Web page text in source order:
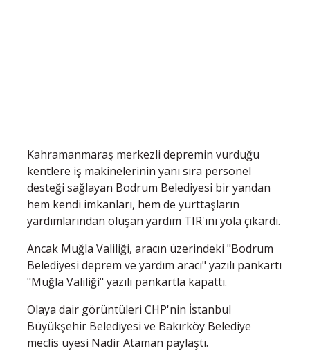
Kahramanmaraş merkezli depremin vurduğu
kentlere iş makinelerinin yanı sıra personel
desteği sağlayan Bodrum Belediyesi bir yandan
hem kendi imkanları, hem de yurttaşların
yardımlarından oluşan yardım TIR'ını yola çıkardı.
Ancak Muğla Valiliği, aracın üzerindeki "Bodrum
Belediyesi deprem ve yardım aracı" yazılı pankartı
"Muğla Valiliği" yazılı pankartla kapattı.
Olaya dair görüntüleri CHP'nin İstanbul
Büyükşehir Belediyesi ve Bakırköy Belediye
meclis üyesi Nadir Ataman paylaştı.